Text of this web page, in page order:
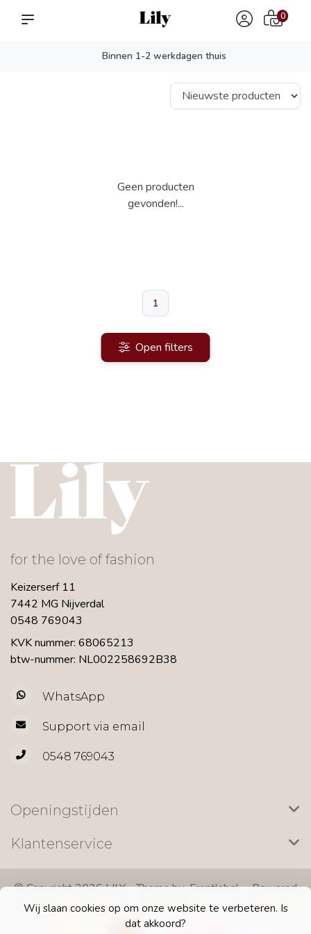
Wij slaan cookies op om onze website te verbeteren. Is
dat akkoord?
Binnen 1-2 werkdagen thuis
0
Geen producten
gevonden!...
1
Open filters
for the love of fashion
Keizerserf 11
7442 MG Nijverdal
0548 769043
KVK nummer: 68065213
btw-nummer: NL002258692B38
WhatsApp
Support via email
0548 769043
Openingstijden
Klantenservice
© Copyright 2026 LILY - Theme byFrontlabel- Powered
byLightspeed